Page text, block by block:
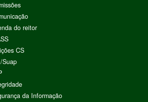
do reitor
CS
Suap
da Informação